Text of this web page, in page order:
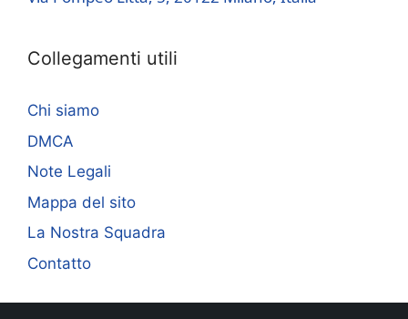
Collegamenti utili
Chi siamo
DMCA
Note Legali
Mappa del sito
La Nostra Squadra
Contatto